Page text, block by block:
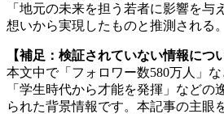
「地元の未来を担う若者に影響を与
想いから実現したものと推測される。
【補足：検証されていない情報につ
本文中で「フォロワー数580万人」
「学生時代から才能を発揮」などの
られた背景情報です。本記事の主眼